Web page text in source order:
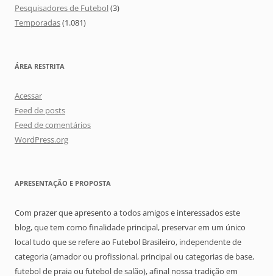
Pesquisadores de Futebol(3)
Temporadas(1.081)
ÁREA RESTRITA
Acessar
Feed de posts
Feed de comentários
WordPress.org
APRESENTAÇÃO E PROPOSTA
Com prazer que apresento a todos amigos e interessados este
blog, que tem como finalidade principal, preservar em um único
local tudo que se refere ao Futebol Brasileiro, independente de
categoria (amador ou profissional, principal ou categorias de base,
futebol de praia ou futebol de salão), afinal nossa tradição em